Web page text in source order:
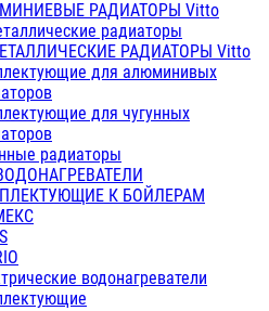
РАДИАТОРЫ Vitto
радиаторы
РАДИАТОРЫ Vitto
для алюминивых
для чугунных
радиаторы
К БОЙЛЕРАМ
водонагреватели